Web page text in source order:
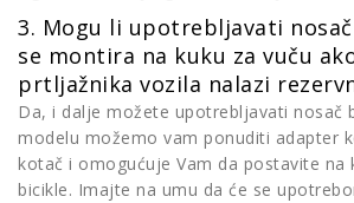
3. Mogu li upotrebljavati
se montira na kuku za vuču
prtljažnika vozila nalazi
Da, i dalje možete upotrebljavati nosač
modelu možemo vam ponuditi adapter
kotač i omogućuje Vam da postavite na
bicikle. Imajte na umu da će se